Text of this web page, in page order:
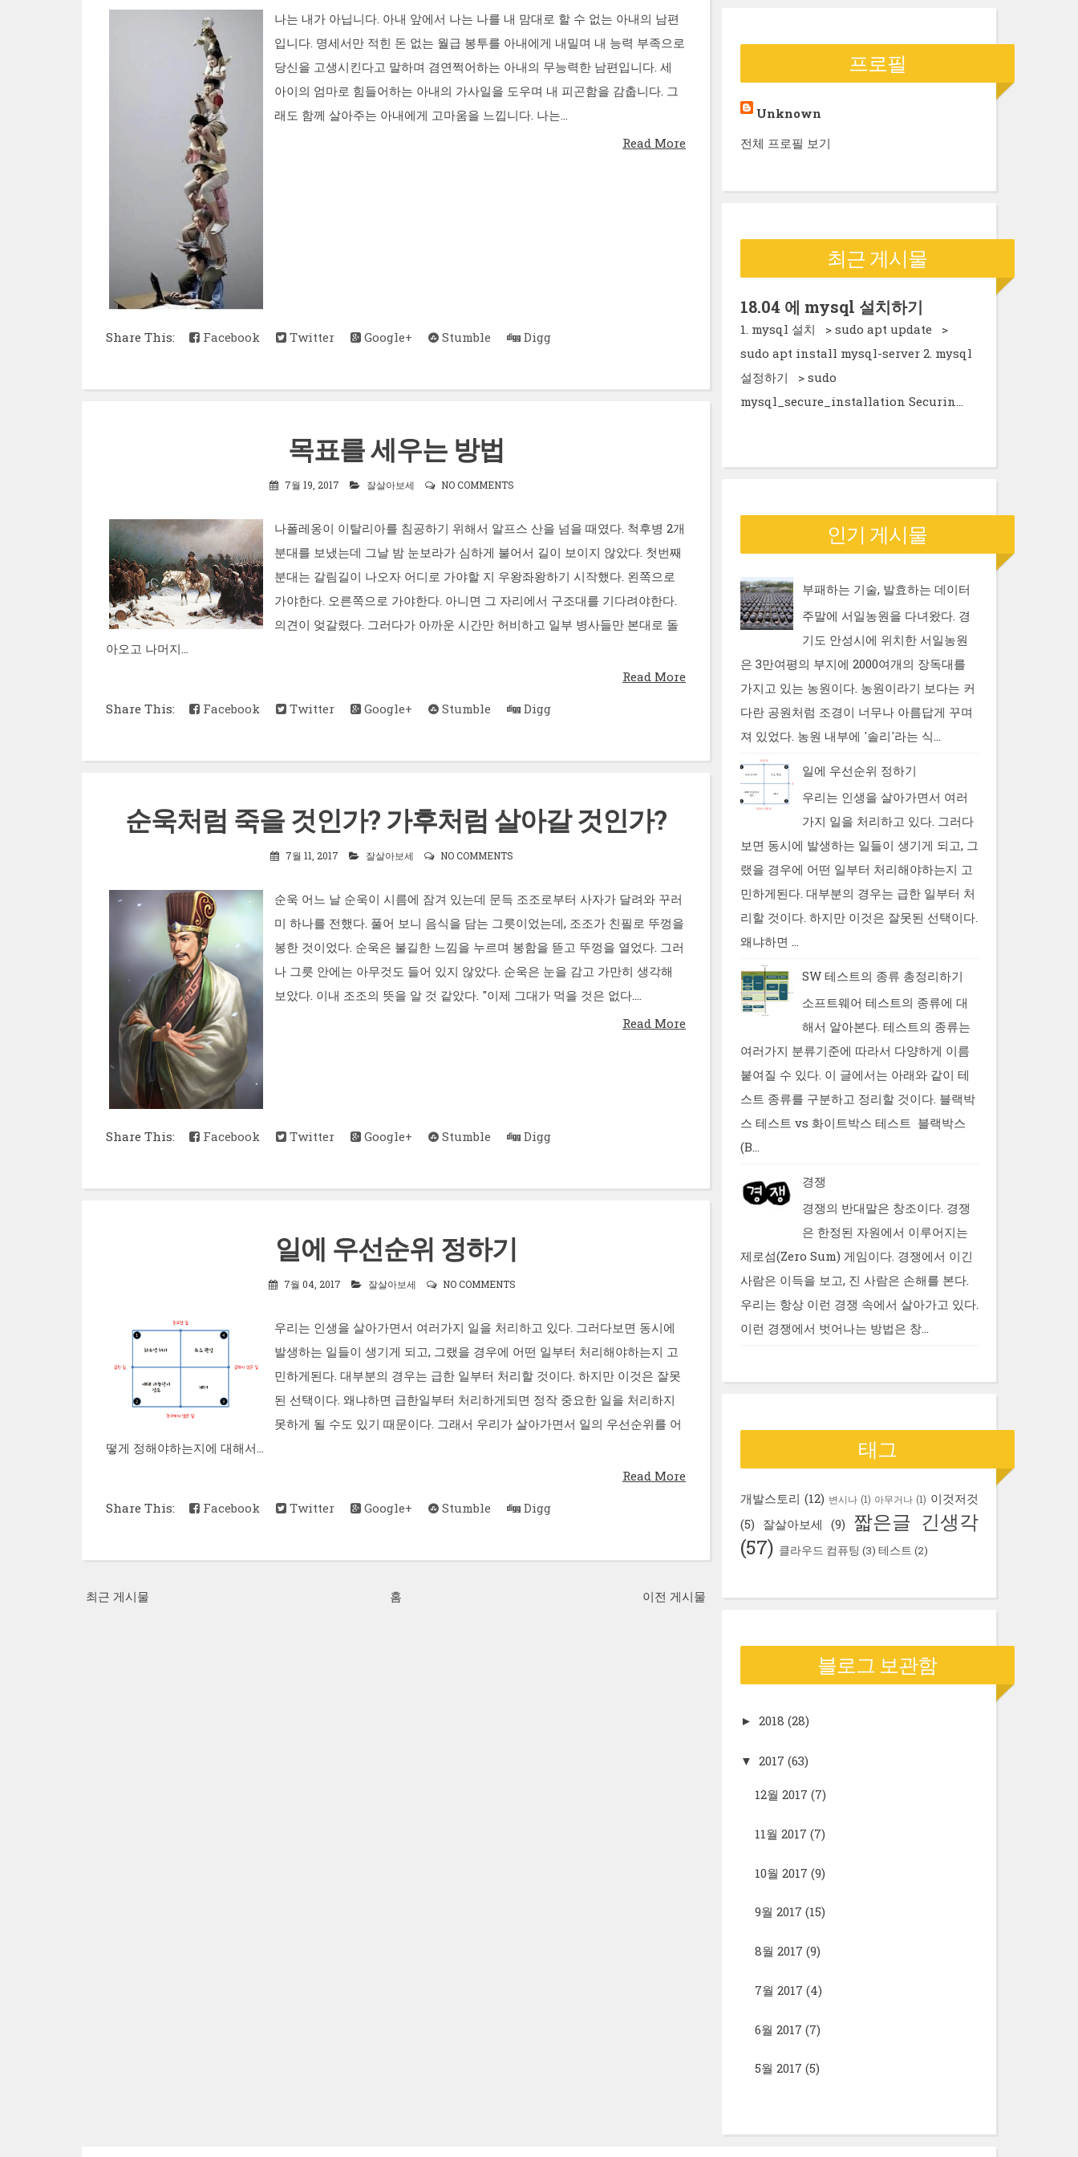
나는 내가 아닙니다. 아내 앞에서 나는 나를 내 맘대로 할 수 없는 아내의 남편
입니다. 명세서만 적힌 돈 없는 월급 봉투를 아내에게 내밀며 내 능력 부족으로
당신을 고생시킨다고 말하며 겸연쩍어하는 아내의 무능력한 남편입니다. 세
아이의 엄마로 힘들어하는 아내의 가사일을 도우며 내 피곤함을 감춥니다. 그
래도 함께 살아주는 아내에게 고마움을 느낍니다. 나는...
Read More
Share This: Facebook Twitter Google+ Stumble Digg
목표를 세우는 방법
7월 19, 2017 잘살아보세 NO COMMENTS
나폴레옹이 이탈리아를 침공하기 위해서 알프스 산을 넘을 때였다. 척후병 2개
분대를 보냈는데 그날 밤 눈보라가 심하게 불어서 길이 보이지 않았다. 첫번째
분대는 갈림길이 나오자 어디로 가야할 지 우왕좌왕하기 시작했다. 왼쪽으로
가야한다. 오른쪽으로 가야한다. 아니면 그 자리에서 구조대를 기다려야한다.
의견이 엊갈렸다. 그러다가 아까운 시간만 허비하고 일부 병사들만 본대로 돌
아오고 나머지...
Read More
Share This:
Facebook Twitter Google+ Stumble Digg
순욱처럼 죽을 것인가? 가후처럼 살아갈 것인가?
7월 11, 2017 잘살아보세 NO COMMENTS
순욱 어느 날 순욱이 시름에 잠겨 있는데 문득 조조로부터 사자가 달려와 꾸러
미 하나를 전했다. 풀어 보니 음식을 담는 그릇이었는데, 조조가 친필로 뚜껑을
봉한 것이었다. 순욱은 불길한 느낌을 누르며 봉함을 뜯고 뚜껑을 열었다. 그러
나 그릇 안에는 아무것도 들어 있지 않았다. 순욱은 눈을 감고 가만히 생각해
보았다. 이내 조조의 뜻을 알 것 같았다. "이제 그대가 먹을 것은 없다....
Read More
Share This: Facebook Twitter Google+ Stumble Digg
일에 우선순위 정하기
7월 04, 2017 잘살아보세 NO COMMENTS
우리는 인생을 살아가면서 여러가지 일을 처리하고 있다. 그러다보면 동시에
발생하는 일들이 생기게 되고, 그랬을 경우에 어떤 일부터 처리해야하는지 고
민하게된다. 대부분의 경우는 급한 일부터 처리할 것이다. 하지만 이것은 잘못
된 선택이다. 왜냐하면 급한일부터 처리하게되면 정작 중요한 일을 처리하지
못하게 될 수도 있기 때문이다. 그래서 우리가 살아가면서 일의 우선순위를 어
떻게 정해야하는지에 대해서...
Read More
Share This:
Facebook Twitter Google+ Stumble Digg
최근 게시물 이전 게시물
홈
f
o
프로필
Unknown
전체 프로필 보기
최근 게시물
18.04 에 mysql 설치하기
1. mysql 설치 > sudo apt update >
sudo apt install mysql-server 2. mysql
설정하기 > sudo
mysql_secure_installation Securin...
인기 게시물
부패하는 기술, 발효하는 데이터
주말에 서일농원을 다녀왔다. 경
기도 안성시에 위치한 서일농원
은 3만여평의 부지에 2000여개의 장독대를
가지고 있는 농원이다. 농원이라기 보다는 커
다란 공원처럼 조경이 너무나 아름답게 꾸며
져 있었다. 농원 내부에 '솔리'라는 식...
일에 우선순위 정하기
우리는 인생을 살아가면서 여러
가지 일을 처리하고 있다. 그러다
보면 동시에 발생하는 일들이 생기게 되고, 그
랬을 경우에 어떤 일부터 처리해야하는지 고
민하게된다. 대부분의 경우는 급한 일부터 처
리할 것이다. 하지만 이것은 잘못된 선택이다.
왜냐하면 ...
SW 테스트의 종류 총정리하기
소프트웨어 테스트의 종류에 대
해서 알아본다. 테스트의 종류는
여러가지 분류기준에 따라서 다양하게 이름
붙여질 수 있다. 이 글에서는 아래와 같이 테
스트 종류를 구분하고 정리할 것이다. 블랙박
스 테스트 vs 화이트박스 테스트 블랙박스
(B...
경쟁
경쟁의 반대말은 창조이다. 경쟁
은 한정된 자원에서 이루어지는
제로섬(Zero Sum) 게임이다. 경쟁에서 이긴
사람은 이득을 보고, 진 사람은 손해를 본다.
우리는 항상 이런 경쟁 속에서 살아가고 있다.
이런 경쟁에서 벗어나는 방법은 창...
태그
개발스토리 (12) 변시나 (1) 아무거나 (1) 이것저것
(5) 잘살아보세 (9) 짧은글 긴생각
(57) 클라우드 컴퓨팅 (3) 테스트 (2)
블로그 보관함
► 2018 (28)
▼ 2017 (63)
12월 2017 (7)
11월 2017 (7)
10월 2017 (9)
9월 2017 (15)
8월 2017 (9)
7월 2017 (4)
6월 2017 (7)
5월 2017 (5)